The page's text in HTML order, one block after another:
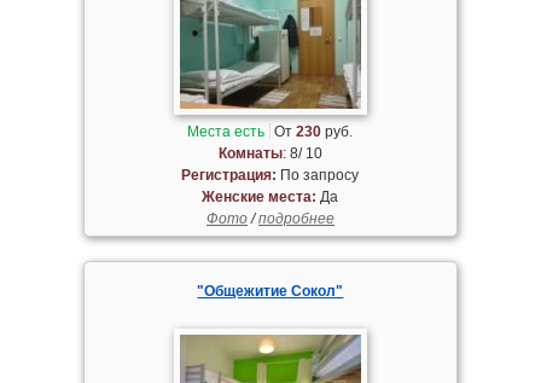
Места есть От230 руб.
Комнаты: 8/ 10
Регистрация: По запросу
Женские места: Да
Фото/подробнее
"Общежитие Сокол"